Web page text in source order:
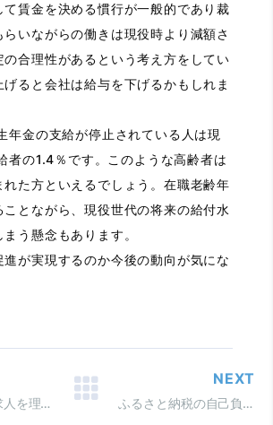
て賃金を決める慣行が一般的であり裁
らいながらの働きは現役時より減額さ
の合理性があるという考え方をしてい
げると会社は給与を下げるかもしれま
年金の支給が停止されている人は現
者の1.4％です。このような高齢者は
れた方といえるでしょう。在職老齢年
とながら、現役世代の将来の給付水
う懸念もあります。
進が実現するのか今後の動向が気にな
ハローワーク求人を理解すると、思っている以上に会社の魅力を伝えられます
NEXT
ふるさと納税の自己負担が 2,000円で済まない例外